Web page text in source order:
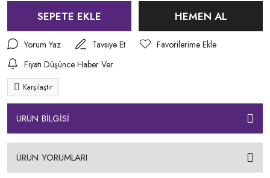
SEPETE EKLE HEMEN AL
Yorum Yaz
Tavsiye Et
Fiyatı Düşünce Haber Ver
Karşılaştır
ÜRÜN BİLGİSİ
ÜRÜN YORUMLARI